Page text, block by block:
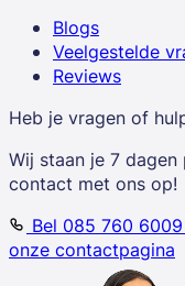
Blogs
Veelgestelde
Reviews
Heb je vragen of
Wij staan je 7
contact met ons op!
Bel 085 760 6009
onze contactpagina